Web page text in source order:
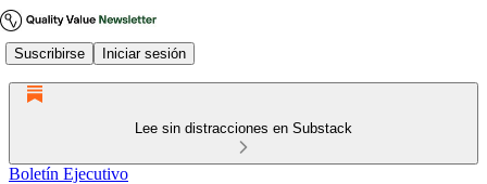
Suscribirse Iniciar sesión
Lee sin distracciones en Substack
Boletín Ejecutivo